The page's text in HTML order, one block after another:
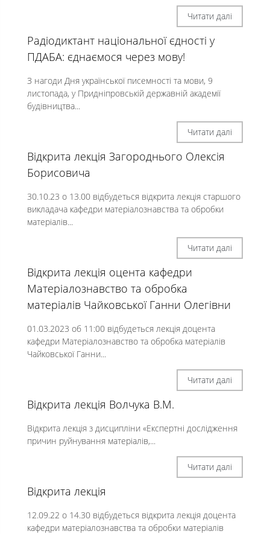
Читати далі
Радіодиктант національної єдності у
ПДАБА: єднаємося через мову!
З нагоди Дня української писемності та мови, 9
листопада, у Придніпровській державній академії
будівництва...
Читати далі
Відкрита лекція Загороднього Олексія
Борисовича
30.10.23 о 13.00 відбудеться відкрита лекція старшого
викладача кафедри матеріалознавства та обробки
матеріалів...
Читати далі
Відкрита лекція оцента кафедри
Матеріалознавство та обробка
матеріалів Чайковської Ганни Олегівни
01.03.2023 об 11:00 відбудеться лекція доцента
кафедри Матеріалознавство та обробка матеріалів
Чайковської Ганни...
Читати далі
Відкрита лекція Волчука В.М.
Відкрита лекція з дисципліни «Експертні дослідження
причин руйнування матеріалів,...
Читати далі
Відкрита лекція
12.09.22 о 14.30 відбудеться відкрита лекція доцента
кафедри матеріалознавства та обробки матеріалів